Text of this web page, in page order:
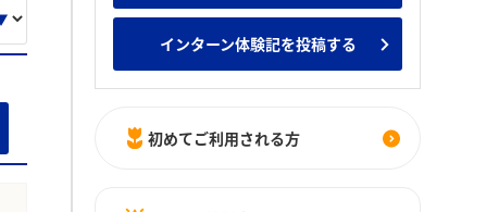
インターン体験記を投稿する
初めてご利用される方